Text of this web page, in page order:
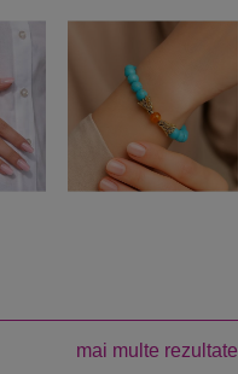
mai multe rezultate